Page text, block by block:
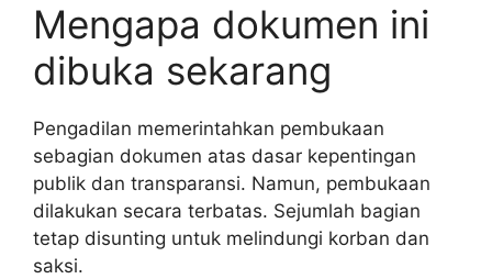
Mengapa dokumen ini
dibuka sekarang
Pengadilan memerintahkan pembukaan
sebagian dokumen atas dasar kepentingan
publik dan transparansi. Namun, pembukaan
dilakukan secara terbatas. Sejumlah bagian
tetap disunting untuk melindungi korban dan
saksi.